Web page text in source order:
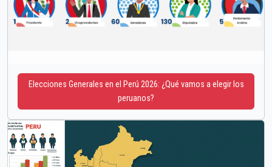
Elecciones Generales en el Perú 2026: ¿Qué vamos a elegir los
peruanos?